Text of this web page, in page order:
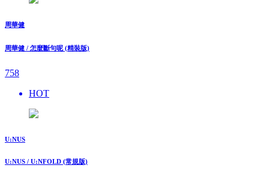
周華健
周華健 / 怎麼斷句呢 (精裝版)
758
HOT
U:NUS
U:NUS / U:NFOLD (常規版)